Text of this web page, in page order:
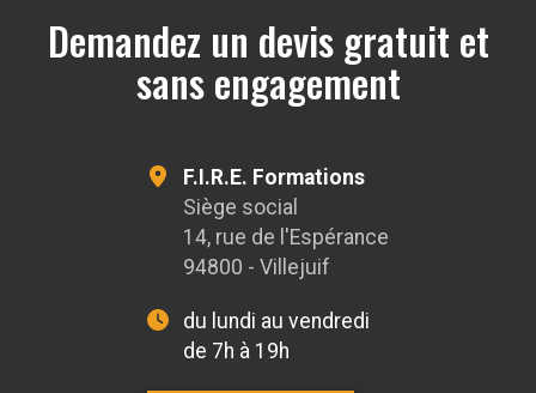
Demandez un devis gratuit et
sans engagement
F.I.R.E. Formations
Siège social
14, rue de l'Espérance
94800 - Villejuif
du lundi au vendredi
de 7h à 19h